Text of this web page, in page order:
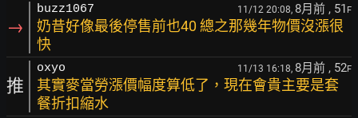
→
buzz1067 11/12 20:08, 8月前 , 51 F
奶昔好像最後停售前也40 總之那幾年物價沒漲很
快
推
oxyo 11/13 16:18, 8月前 , 52F
其實麥當勞漲價幅度算低了，現在會貴主要是套
餐折扣縮水